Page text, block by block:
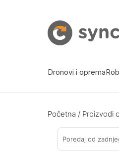
Dronovi i oprema
Početna / Proizvodi
Poredaj od